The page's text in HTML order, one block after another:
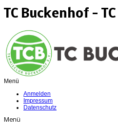
TC Buckenhof -
Menü
Anmelden
Impressum
Datenschutz
Menü